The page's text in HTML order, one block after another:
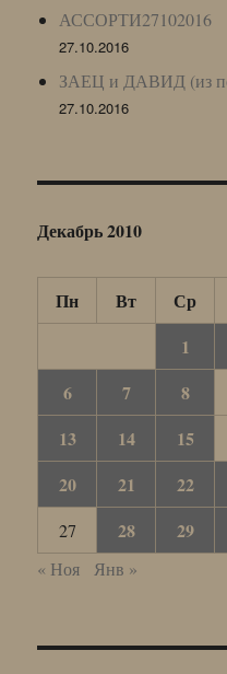
АССОРТИ27102016
27.10.2016
ЗАЕЦ и ДАВИД (из
27.10.2016
Декабрь 2010
Пн Вт Ср
1
6
7 8
13
14 15
20
21 22
27 28 29
« Ноя Янв »